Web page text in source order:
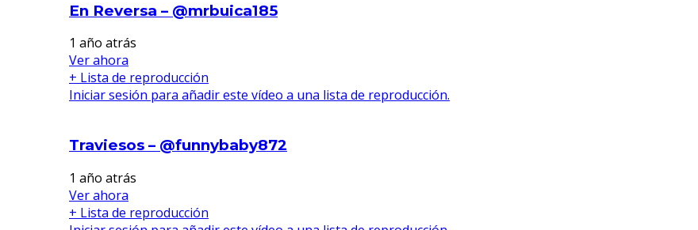
En Reversa – @mrbuica185
1 año atrás
Ver ahora
+ Lista de reproducción
Iniciar sesión para añadir este vídeo a una lista de reproducción.
Traviesos – @funnybaby872
1 año atrás
Ver ahora
+ Lista de reproducción